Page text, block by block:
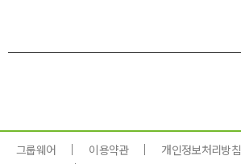
그룹웨어 이용약관
개인정보처리방침